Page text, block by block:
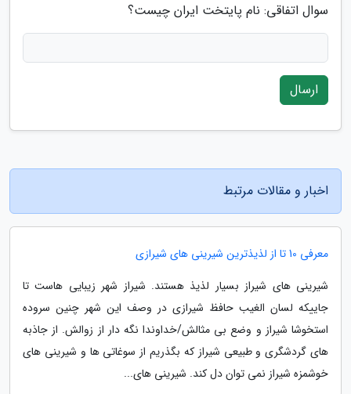
سوال اتفاقی: نام پایتخت ایران چیست؟
ارسال
اخبار و مقالات مرتبط
معرفی 10 تا از لذیذترین شیرینی های شیرازی
شیرینی های شیراز بسیار لذیذ هستند. شیراز شهر زیبایی هاست تا
جاییکه لسان الغیب حافظ شیرازی در وصف این شهر چنین سروده
استخوشا شیراز و وضع بی مثالش/خداوندا نگه دار از زوالش. از جاذبه
های گردشگری و طبیعی شیراز که بگذریم از سوغاتی ها و شیرینی های
خوشمزه شیراز نمی توان دل کند. شیرینی های...